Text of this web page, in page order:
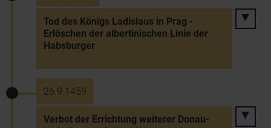
Tod des Königs Ladislaus in Prag -
Erlöschen der albertinischen Linie der
Habsburger
26.9.1459
Verbot der Errichtung weiterer Donau-